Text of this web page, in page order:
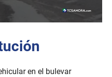
en el bulevar